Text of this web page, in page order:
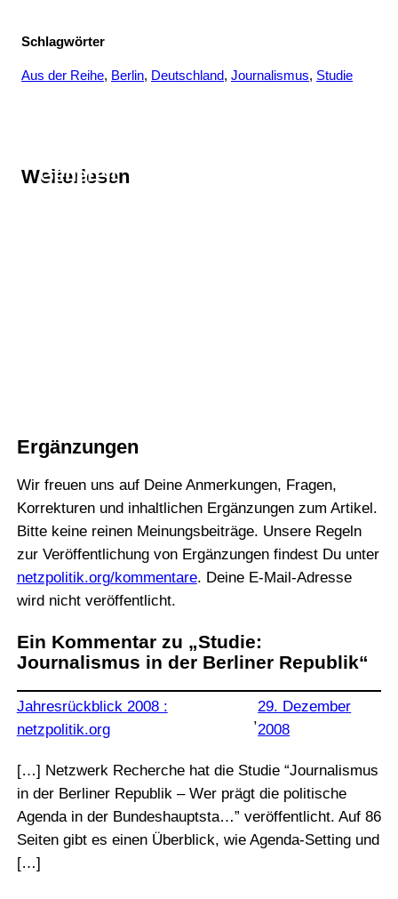
Schlagwörter
Aus der Reihe, Berlin, Deutschland, Journalismus, Studie
Weiterlesen
Generell
Ergänzungen
Wir freuen uns auf Deine Anmerkungen, Fragen,
Korrekturen und inhaltlichen Ergänzungen zum Artikel.
Bitte keine reinen Meinungsbeiträge. Unsere Regeln
zur Veröffentlichung von Ergänzungen findest Du unter
netzpolitik.org/kommentare. Deine E-Mail-Adresse
wird nicht veröffentlicht.
Ein Kommentar zu „Studie:
Journalismus in der Berliner Republik“
Jahresrückblick 2008 :
netzpolitik.org
,
29. Dezember
2008
[…] Netzwerk Recherche hat die Studie “Journalismus
in der Berliner Republik – Wer prägt die politische
Agenda in der Bundeshauptsta…” veröffentlicht. Auf 86
Seiten gibt es einen Überblick, wie Agenda-Setting und
[…]